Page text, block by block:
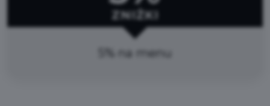
ZNIŻKI
5% na menu